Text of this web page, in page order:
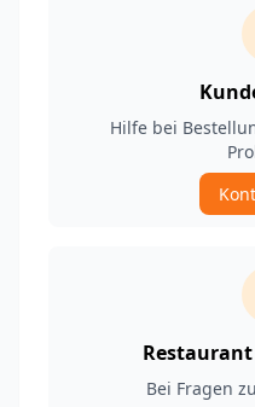
Hilfe bei
Bei Fragen